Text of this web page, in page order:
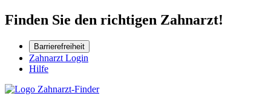
Finden Sie den richtigen Zahnarzt!
Barrierefreiheit
Zahnarzt Login
Hilfe